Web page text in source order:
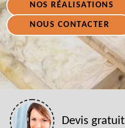
NOS RÉALISATIONS
NOUS CONTACTER
Devis gratuit